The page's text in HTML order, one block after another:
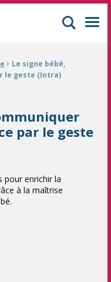
continue à Mulhouse
› Le signe bébé,
le geste (Intra)
par le geste
pour enrichir la
à la maîtrise